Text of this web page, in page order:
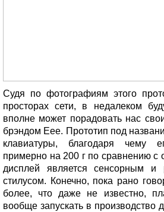
Судя по фотографиям этого
просторах сети, в недалеком
вполне может порадовать нас
брэндом Eee. Прототип под
клавиатуры, благодаря чему
примерно на 200 г по сравнению с
дисплей является сенсорным и
стилусом. Конечно, пока рано
более, что даже не известно,
вообще запускать в производство